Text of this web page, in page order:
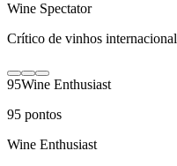
Wine Spectator
Crítico de vinhos internacional
95Wine Enthusiast
95 pontos
Wine Enthusiast